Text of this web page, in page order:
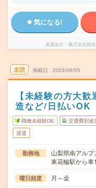
気になる!
派遣会社 株式会社綜
未読 掲載日 2026/08/05
【未経験の方大
造など/日払いOK
職種未経験OK 交通費別途
派遣
勤務地
山梨県南アルプ
東花輪駅から車
曜日頻度 月～金